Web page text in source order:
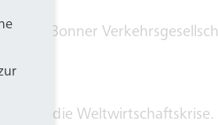
die Bonner
durch die Weltwirtschaftskrise.